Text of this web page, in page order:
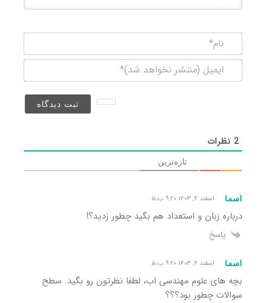
(منتشر
2نظرات
تازه‌ترین
اسما اسفند ۴, ۱۴۰۳ ۹:۲۰ ب٫ظ
درباره زبان و استعداد هم بگید چطور زدید؟!
پاسخ
اسما اسفند ۴, ۱۴۰۳ ۹:۲۰ ب٫ظ
بچه های علوم مهندسی اب، لطفا نظرتون رو بگید. سطح
سوالات چطور بود؟؟؟